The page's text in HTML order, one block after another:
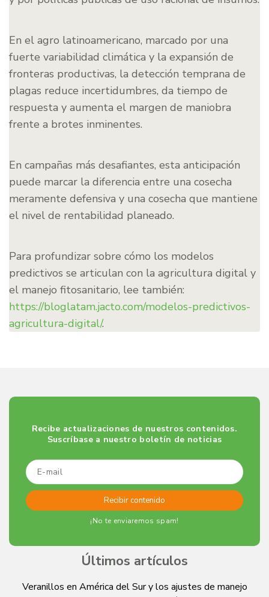
En el agro latinoamericano, marcado por una
fuerte variabilidad climática y la expansión de
fronteras productivas, la detección temprana de
plagas reduce incertidumbres, da tiempo de
respuesta y aumenta el margen de maniobra
frente a brotes inminentes.
En campañas más desafiantes, esta anticipación
puede marcar la diferencia entre una cosecha
meramente defensiva y una cosecha que mantiene
el nivel de rentabilidad planeado.
Para profundizar sobre cómo los modelos
predictivos se articulan con la agricultura digital y
el manejo fitosanitario, lee también:
https://bloglatam.jacto.com/modelos-predictivos-
agricultura-digital/.
Recibe actualizaciones de nuestros contenidos.
Suscríbase a nuestro boletín de noticias
¡No te enviaremos spam!
Últimos artículos
Veranillos en América del Sur y los ajustes de manejo